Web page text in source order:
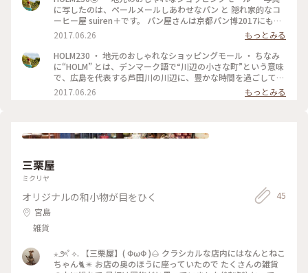
に写したのは、ペールメールしあわせなパン と 隠れ家的なコ
ーヒー屋 suiren＋です。 パン屋さんは京都パン博2017にも出
店されたようですね♬三次のおいしい三良坂フロマージュもこ
ちらで取り扱いあり☺️ suirenさんは穴場的なコーヒー屋さん。
去年、地元スーパー駅家エブリイの中にも2号店をオープンさ
れました。 知る人ぞ知るお店だったので、知られて嬉しいよ
うな寂しいような… ・ 片隅にHOLM230ナンバープレートの車
んびりと。梅雨前のひととき。 ・ #HOLM230 #わたしの街 #広
2017.06.26
もっとみる
HOLM230 ・ 地元のおしゃれなショッピングモール ・ ちなみ
に“HOLM” とは、デンマーク語で“川辺の小さな町”という意味
で、広島を代表する芦田川の川辺に、豊かな時間を過ごしてい
ただけるような“小さな町” を作りたいという想いからこの名
を付けたそうです。 ・ 府中家具や飛騨家具(他いろんな家具)、
ーサロン、イタリアンレストラン(穴場で美味しい☺️)などなど
ら、店内のインテリアがガラッと変わっていたので、見ていて
ンテリア雑貨・ラグ・絨毯のSale始まっているようです。 ・
観葉植物や多肉植物コーナーの感じが素敵で癒されました
2017.06.26 もっとみる
三栗屋
ミクリヤ
オリジナルの和小物が目をひく
宮島
雑貨
45
⋆౨ৎﾟ⟡. 【三栗屋】( ΦωΦ )🌰 クラシカルな店内にはなんとねこ
ちゃん🐈✴️ お店の奥のほうに座っていたので たくさんの雑貨